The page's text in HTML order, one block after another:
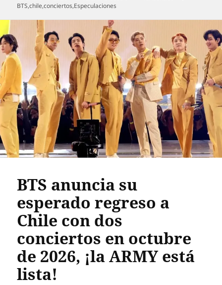
el
BTS,chile,conciertos,Especulaciones
BTS anuncia su
esperado regreso a
Chile con dos
conciertos en octubre
de 2026, ¡la ARMY está
lista!